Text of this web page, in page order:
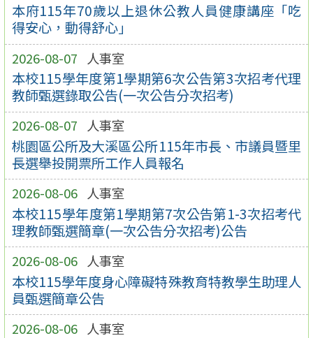
本府115年70歲以上退休公教人員健康講座「吃
得安心，動得舒心」
2026-08-07 人事室
本校115學年度第1學期第6次公告第3次招考代理
教師甄選錄取公告(一次公告分次招考)
2026-08-07 人事室
桃園區公所及大溪區公所115年市長、市議員暨里
長選舉投開票所工作人員報名
2026-08-06 人事室
本校115學年度第1學期第7次公告第1-3次招考代
理教師甄選簡章(一次公告分次招考)公告
2026-08-06 人事室
本校115學年度身心障礙特殊教育特教學生助理人
員甄選簡章公告
2026-08-06 人事室